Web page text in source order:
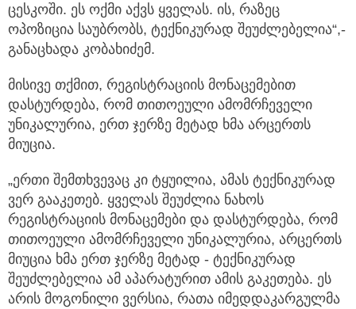
ცესკოში. ეს ოქმი აქვს ყველას. ის, რაზეც
ოპოზიცია საუბრობს, ტექნიკურად შეუძლებელია“,-
განაცხადა კობახიძემ.
მისივე თქმით, რეგისტრაციის მონაცემებით
დასტურდება, რომ თითოეული ამომრჩეველი
უნიკალურია, ერთ ჯერზე მეტად ხმა არცერთს
მიუცია.
„ერთი შემთხვევაც კი ტყუილია, ამას ტექნიკურად
ვერ გააკეთებ. ყველას შეუძლია ნახოს
რეგისტრაციის მონაცემები და დასტურდება, რომ
თითოეული ამომრჩეველი უნიკალურია, არცერთს
მიუცია ხმა ერთ ჯერზე მეტად - ტექნიკურად
შეუძლებელია ამ აპარატურით ამის გაკეთება. ეს
არის მოგონილი ვერსია, რათა იმედდაკარგულმა